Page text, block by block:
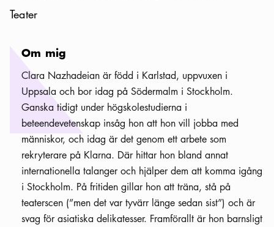
Teater
Om mig
Clara Nazhadeian är född i Karlstad, uppvuxen i
Uppsala och bor idag på Södermalm i Stockholm.
Ganska tidigt under högskolestudierna i
beteendevetenskap insåg hon att hon vill jobba med
människor, och idag är det genom ett arbete som
rekryterare på Klarna. Där hittar hon bland annat
internationella talanger och hjälper dem att komma igång
i Stockholm. På fritiden gillar hon att träna, stå på
teaterscen (”men det var tyvärr länge sedan sist”) och är
svag för asiatiska delikatesser. Framförallt är hon barnsligt